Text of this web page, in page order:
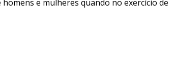
e mulheres quando no exercício de